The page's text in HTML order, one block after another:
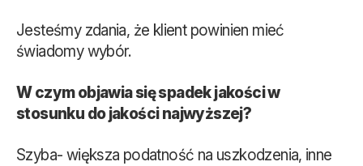
Jesteśmy zdania, że klient powinien mieć
świadomy wybór.
W czym objawia się spadek jakości w
stosunku do jakości najwyższej?
Szyba- większa podatność na uszkodzenia, inne